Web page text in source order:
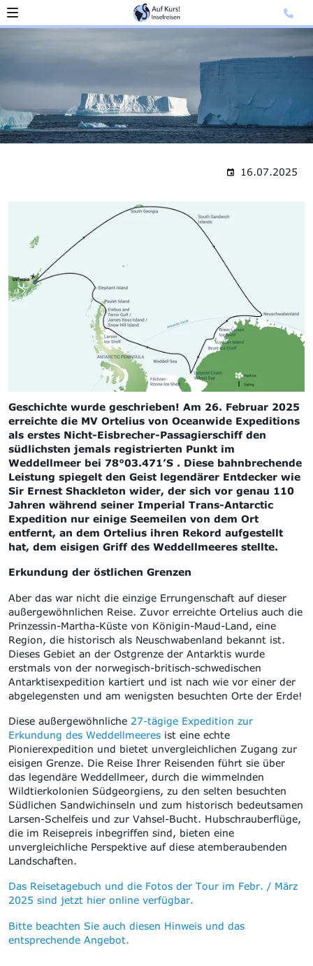
16.07.2025
Geschichte wurde geschrieben! Am 26. Februar 2025
erreichte die MV Ortelius von Oceanwide Expeditions
als erstes Nicht-Eisbrecher-Passagierschiff den
südlichsten jemals registrierten Punkt im
Weddellmeer bei 78°03.471’S . Diese bahnbrechende
Leistung spiegelt den Geist legendärer Entdecker wie
Sir Ernest Shackleton wider, der sich vor genau 110
Jahren während seiner Imperial Trans-Antarctic
Expedition nur einige Seemeilen von dem Ort
entfernt, an dem Ortelius ihren Rekord aufgestellt
hat, dem eisigen Griff des Weddellmeeres stellte.
Erkundung der östlichen Grenzen
Aber das war nicht die einzige Errungenschaft auf dieser
außergewöhnlichen Reise. Zuvor erreichte Ortelius auch die
Prinzessin-Martha-Küste von Königin-Maud-Land, eine
Region, die historisch als Neuschwabenland bekannt ist.
Dieses Gebiet an der Ostgrenze der Antarktis wurde
erstmals von der norwegisch-britisch-schwedischen
Antarktisexpedition kartiert und ist nach wie vor einer der
abgelegensten und am wenigsten besuchten Orte der Erde!
Diese außergewöhnliche 27-tägige Expedition zur
Erkundung des Weddellmeeres ist eine echte
Pionierexpedition und bietet unvergleichlichen Zugang zur
eisigen Grenze. Die Reise Ihrer Reisenden führt sie über
das legendäre Weddellmeer, durch die wimmelnden
Wildtierkolonien Südgeorgiens, zu den selten besuchten
Südlichen Sandwichinseln und zum historisch bedeutsamen
Larsen-Schelfeis und zur Vahsel-Bucht. Hubschrauberflüge,
die im Reisepreis inbegriffen sind, bieten eine
unvergleichliche Perspektive auf diese atemberaubenden
Landschaften.
Das Reisetagebuch und die Fotos der Tour im Febr. / März
2025 sind jetzt hier online verfügbar.
Bitte beachten Sie auch diesen Hinweis und das
entsprechende Angebot.